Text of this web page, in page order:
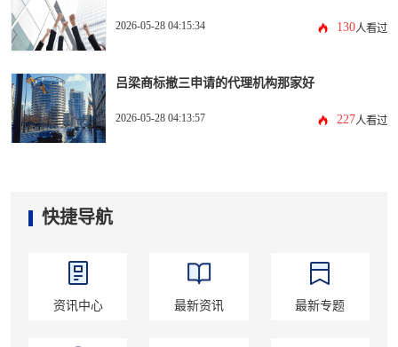
2026-05-28 04:15:34 130人看过
吕梁商标撤三申请的代理机构那家好
2026-05-28 04:13:57 227人看过
快捷导航
资讯中心 最新资讯 最新专题